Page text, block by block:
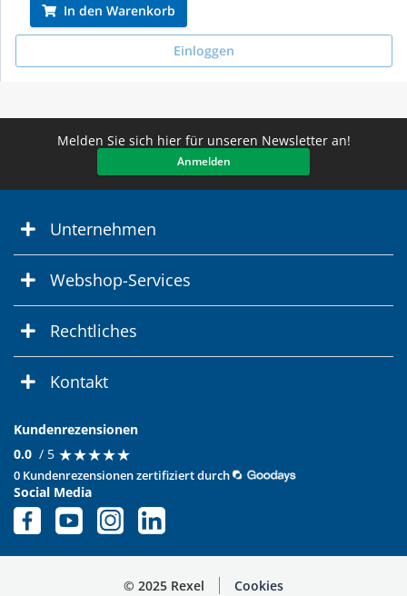
In den Warenkorb
Einloggen
Melden Sie sich hier für unseren Newsletter an!
Anmelden
Unternehmen
Webshop-Services
Rechtliches
Kontakt
Kundenrezensionen
0.0 / 5 ★★★★★
★★★★★
0 Kundenrezensionen zertifiziert durch
Social Media
© 2025 Rexel Cookies